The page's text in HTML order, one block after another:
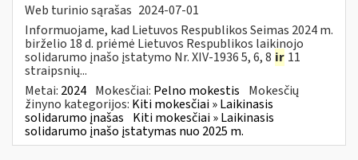
Web turinio sąrašas 2024-07-01
Informuojame, kad Lietuvos Respublikos Seimas 2024 m.
birželio 18 d. priėmė Lietuvos Respublikos laikinojo
solidarumo įnašo įstatymo Nr. XIV-1936 5, 6, 8 ir 11
straipsnių...
Metai: 2024 Mokesčiai: Pelno mokestis Mokesčių
žinyno kategorijos: Kiti mokesčiai » Laikinasis
solidarumo įnašas Kiti mokesčiai » Laikinasis
solidarumo įnašo įstatymas nuo 2025 m.